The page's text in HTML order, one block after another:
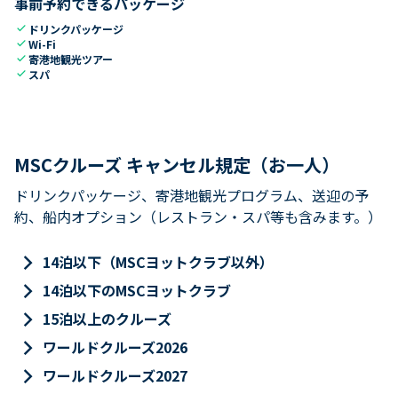
check ドリンクパッケージ
checkWi-Fi
check寄港地観光ツアー
check スパ
MSCクルーズ キャンセル規定（お一人）
ドリンクパッケージ、寄港地観光プログラム、送迎の予
約、船内オプション（レストラン・スパ等も含みます。）
keyboard_arrow_right 14泊以下（MSCヨットクラブ以外）
keyboard_arrow_right 14泊以下のMSCヨットクラブ
keyboard_arrow_right 15泊以上のクルーズ
keyboard_arrow_right ワールドクルーズ2026
keyboard_arrow_right ワールドクルーズ2027